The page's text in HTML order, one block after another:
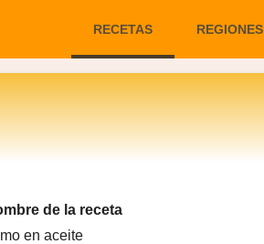
RECETAS REGIONES
de la receta
en aceite